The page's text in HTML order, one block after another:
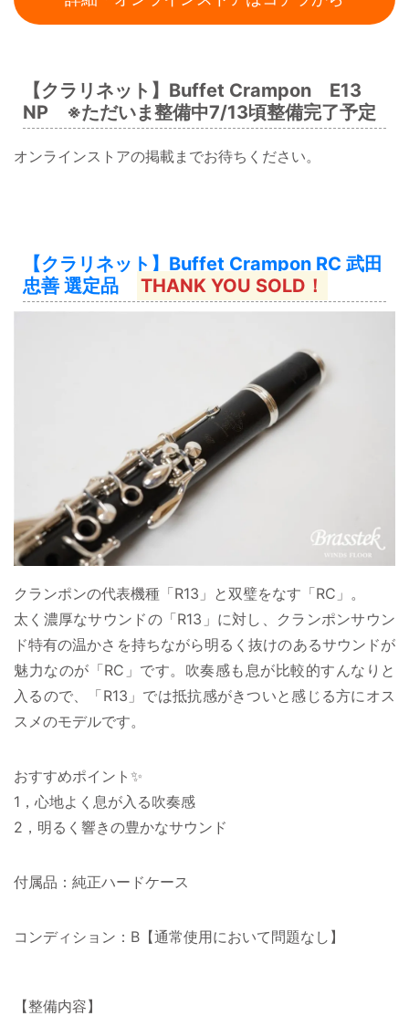
【クラリネット】Buffet Crampon E13
NP ※ただいま整備中7/13頃整備完了予定
オンラインストアの掲載までお待ちください。
【クラリネット】Buffet Crampon RC 武田
忠善 選定品
THANK YOU SOLD！
クランポンの代表機種「R13」と双璧をなす「RC」。
太く濃厚なサウンドの「R13」に対し、クランポンサウン
ド特有の温かさを持ちながら明るく抜けのあるサウンドが
魅力なのが「RC」です。吹奏感も息が比較的すんなりと
入るので、「R13」では抵抗感がきついと感じる方にオス
スメのモデルです。
おすすめポイント✨
1，心地よく息が入る吹奏感
2，明るく響きの豊かなサウンド
付属品：純正ハードケース
コンディション：B【通常使用において問題なし】
【整備内容】